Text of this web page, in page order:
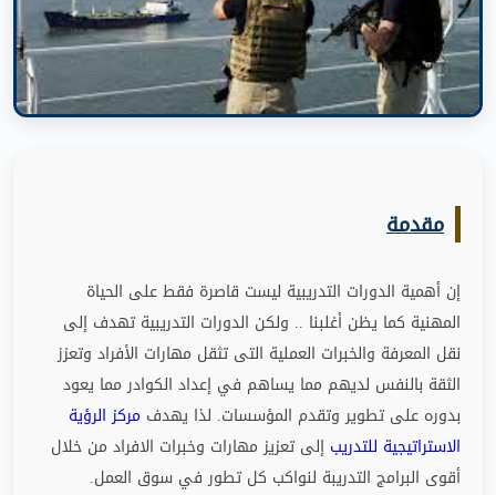
مقدمة
إن أهمية الدورات التدريبية ليست قاصرة فقط على الحياة
المهنية كما يظن أغلبنا .. ولكن الدورات التدريبية تهدف إلى
نقل المعرفة والخبرات العملية التى تثقل مهارات الأفراد وتعزز
الثقة بالنفس لديهم مما يساهم في إعداد الكوادر مما يعود
بدوره على تطوير وتقدم المؤسسات. لذا يهدف مركز الرؤية
الاستراتيجية للتدريب إلى تعزيز مهارات وخبرات الافراد من خلال
أقوى البرامج التدريبة لنواكب كل تطور في سوق العمل.